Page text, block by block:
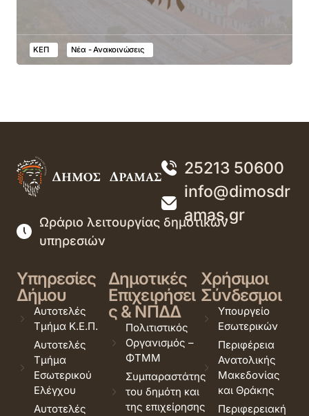
ΚΕΠ Νέα - Ανακοινώσεις
25213 50600
info@dimosdr
amas.gr
Ωράριο λειτουργίας δημοτικών
υπηρεσιών
Υπηρεσίες
Δήμου
Αυτοτελές
Τμήμα Κ.Ε.Π.
Αυτοτελές
Τμήμα
Εσωτερικού
Ελέγχου
Αυτοτελές
Δημοτικές
Επιχειρήσει
ς & ΝΠΔΔ
Πολιτιστικός
Οργανισμός –
ΦΤΜΜ
Συμπαραστάτης
του δημότη και
της επιχείρησης
Χρήσιμοι
Σύνδεσμοι
Υπουργείο
Εσωτερικών
Περιφέρεια
Ανατολικής
Μακεδονίας
και Θράκης
Περιφερειακή